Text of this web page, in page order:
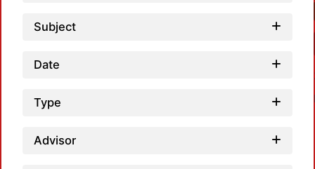
Subject
Date
Type
Advisor